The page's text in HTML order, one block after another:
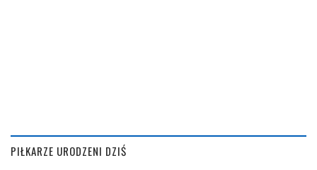
PIŁKARZE URODZENI DZIŚ